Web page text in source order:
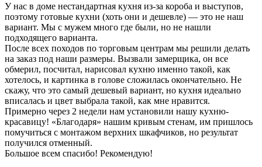
У нас в доме нестандартная кухня из-за короба и выступов,
поэтому готовые кухни (хоть они и дешевле) — это не наш
вариант. Мы с мужем много где были, но не нашли
подходящего варианта.
После всех походов по торговым центрам мы решили делать
на заказ под наши размеры. Вызвали замерщика, он все
обмерил, посчитал, нарисовал кухню именно такой, как
хотелось, и картинка в голове сложилась окончательно. Не
скажу, что это самый дешевый вариант, но кухня идеально
вписалась и цвет выбрала такой, как мне нравится.
Примерно через 2 недели нам установили нашу кухню-
красавицу! «Благодаря» нашим кривым стенам, им пришлось
помучиться с монтажом верхних шкафчиков, но результат
получился отменный.
Большое всем спасибо! Рекомендую!